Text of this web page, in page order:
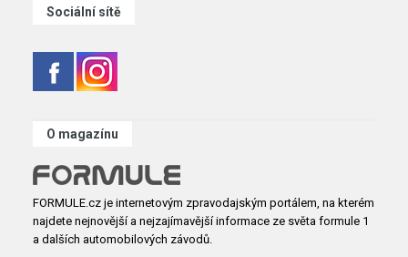
Sociální sítě
O magazínu
FORMULE.cz je internetovým zpravodajským portálem, na kterém
najdete nejnovější a nejzajímavější informace ze světa formule 1
a dalších automobilových závodů.